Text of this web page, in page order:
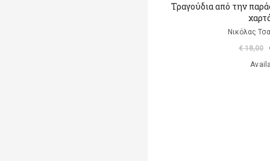
Τραγούδια από την
Νικόλας
€ 18,00